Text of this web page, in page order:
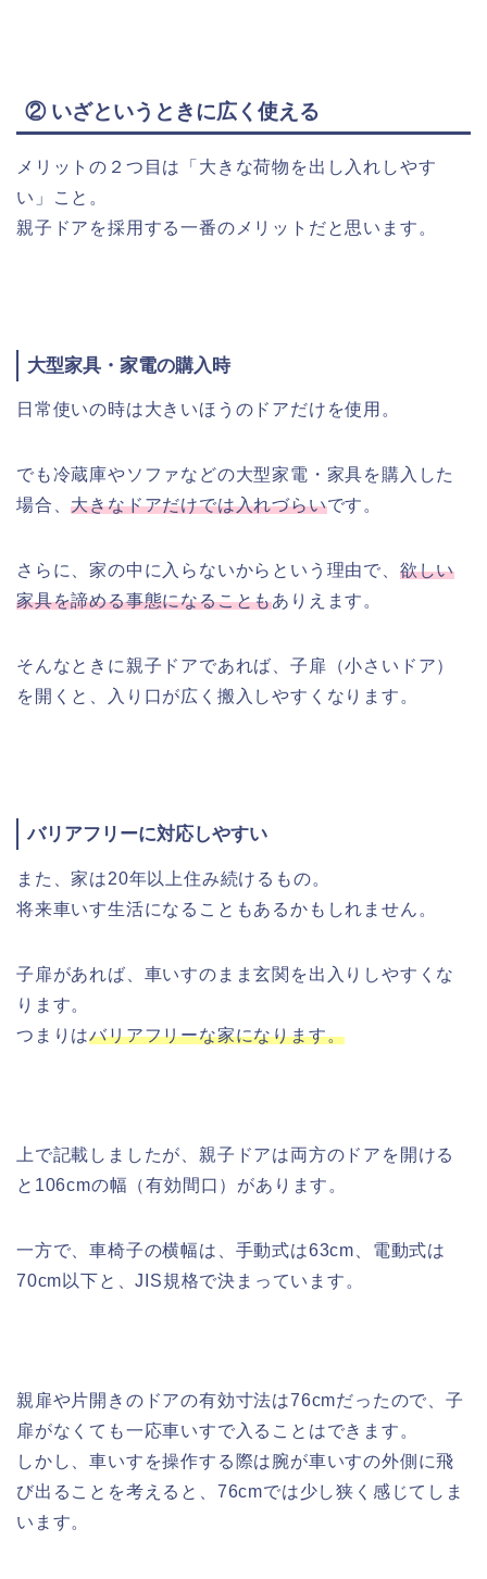
② いざというときに広く使える
メリットの２つ目は「大きな荷物を出し入れしやす
い」こと。
親子ドアを採用する一番のメリットだと思います。
大型家具・家電の購入時
日常使いの時は大きいほうのドアだけを使用。
でも冷蔵庫やソファなどの大型家電・家具を購入した
場合、大きなドアだけでは入れづらいです。
さらに、家の中に入らないからという理由で、 欲しい
家具を諦める事態になることもありえます。
そんなときに親子ドアであれば、子扉（小さいドア）
を開くと、入り口が広く搬入しやすくなります。
バリアフリーに対応しやすい
また、家は20年以上住み続けるもの。
将来車いす生活になることもあるかもしれません。
子扉があれば、車いすのまま玄関を出入りしやすくな
ります。
つまりはバリアフリーな家になります。
上で記載しましたが、親子ドアは両方のドアを開ける
と106cmの幅（有効間口）があります。
一方で、車椅子の横幅は、手動式は63cm、電動式は
70cm以下と、JIS規格で決まっています。
親扉や片開きのドアの有効寸法は76cmだったので、子
扉がなくても一応車いすで入ることはできます。
しかし、車いすを操作する際は腕が車いすの外側に飛
び出ることを考えると、76cmでは少し狭く感じてしま
います。